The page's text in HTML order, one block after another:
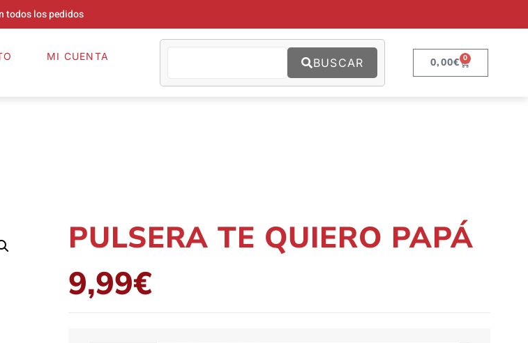
todos los pedidos
MI CUENTA BUSCAR 0,00€ 0
PULSERA TE QUIERO PAPÁ
9,99€